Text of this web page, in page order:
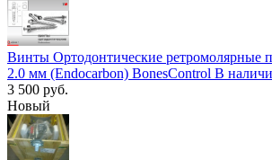
Винты Ортодонтические ретромолярные
2.0 мм (Endocarbon) BonesControl В
3 500 руб.
Новый